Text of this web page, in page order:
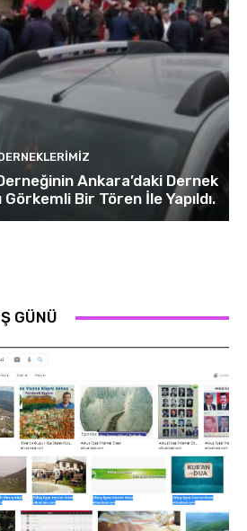
Ankara’daki Dernek
Görkemli Bir Tören İle Yapıldı.
GÜNÜ